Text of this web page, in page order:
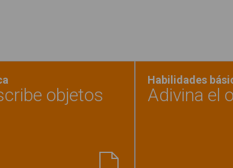
objetos
Habilidades
Adivina el